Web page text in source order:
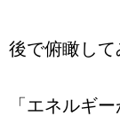
後で俯瞰して
「エネルギ